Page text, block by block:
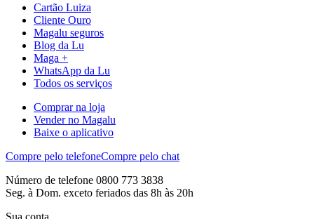
Cartão Luiza
Cliente Ouro
Magalu seguros
Blog da Lu
Maga +
WhatsApp da Lu
Todos os serviços
Comprar na loja
Vender no Magalu
Baixe o aplicativo
Compre pelo telefoneCompre pelo chat
Número de telefone 0800 773 3838
Seg. à Dom. exceto feriados das 8h às 20h
Sua conta